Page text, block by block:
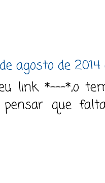
agosto de
link *---*,o
pensar que